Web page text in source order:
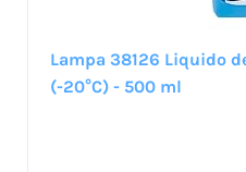
Lampa 38126 Liquido
(-20°C) - 500 ml